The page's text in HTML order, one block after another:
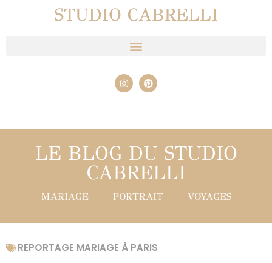
STUDIO CABRELLI
LE BLOG DU STUDIO
CABRELLI
MARIAGE PORTRAIT VOYAGES
REPORTAGE MARIAGE À PARIS